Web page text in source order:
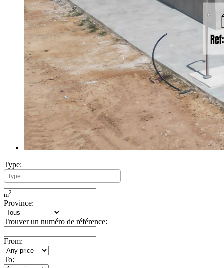
Type:
Minimum Build Area:
m2
Province:
Trouver un numéro de référence:
From:
To: